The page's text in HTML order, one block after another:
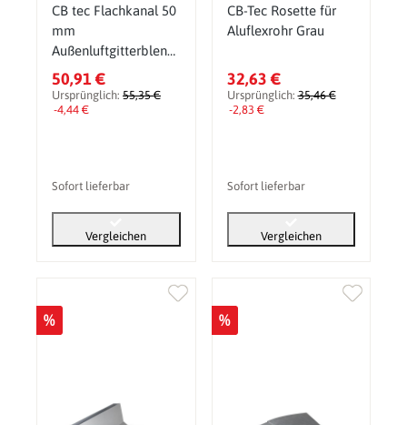
CB tec Flachkanal 50
mm
Außenluftgitterblend
e in weiß mit 2 oder
3 Kanalführung
50,91 €
Ursprünglich: 55,35 €
-4,44 €
Sofort lieferbar
Vergleichen
CB-Tec Rosette für
Aluflexrohr Grau
32,63 €
Ursprünglich:35,46 €
-2,83 €
Sofort lieferbar
Vergleichen
% %